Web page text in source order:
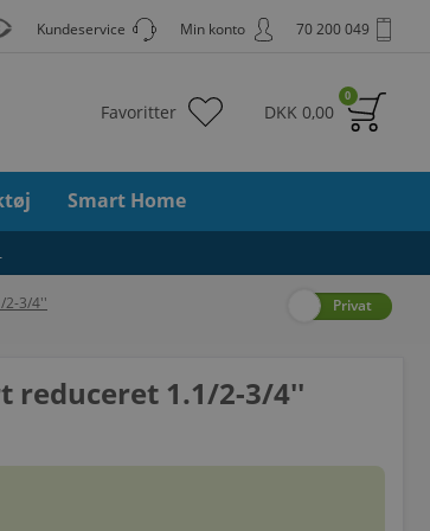
70 200 049
Min konto
Kundeservice
0
DKK 0,00
Favoritter
Smart Home
2-3/4'' Privat
reduceret 1.1/2-3/4''